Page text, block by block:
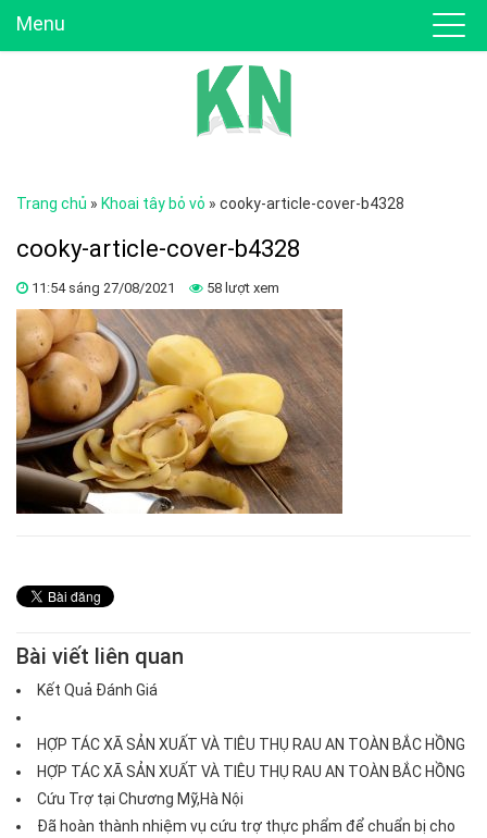
Menu
Trang chủ » Khoai tây bỏ vỏ » cooky-article-cover-b4328
cooky-article-cover-b4328
11:54 sáng 27/08/2021 58 lượt xem
Bài viết liên quan
Kết Quả Đánh Giá
HỢP TÁC XÃ SẢN XUẤT VÀ TIÊU THỤ RAU AN TOÀN BẮC HỒNG
HỢP TÁC XÃ SẢN XUẤT VÀ TIÊU THỤ RAU AN TOÀN BẮC HỒNG
Cứu Trợ tại Chương Mỹ,Hà Nội
Đã hoàn thành nhiệm vụ cứu trợ thực phẩm để chuẩn bị cho